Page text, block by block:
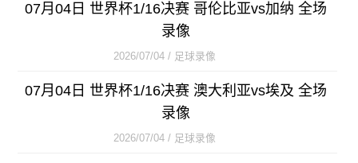
07月04日 世界杯1/16决赛 哥伦比亚vs加纳 全场
录像
2026/07/04 / 足球录像
07月04日 世界杯1/16决赛 澳大利亚vs埃及 全场
录像
2026/07/04 / 足球录像